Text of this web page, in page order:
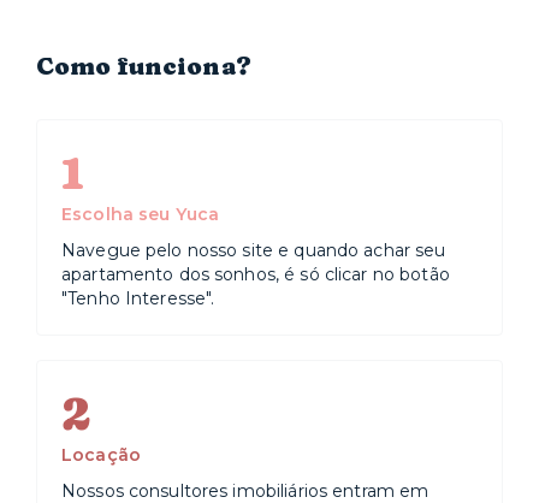
Como funciona?
1
Escolha seu Yuca
Navegue pelo nosso site e quando achar seu
apartamento dos sonhos, é só clicar no botão
"Tenho Interesse".
2
Locação
Nossos consultores imobiliários entram em